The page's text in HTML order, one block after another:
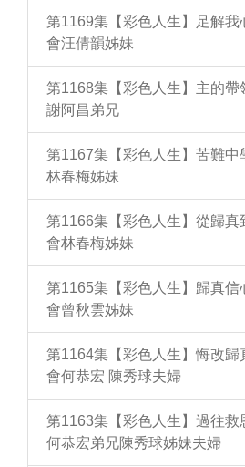
第1169集【彩色人生】足解我
會汪倩韻姊妹
第1168集【彩色人生】主的帶
謝阿昌弟兄
第1167集【彩色人生】苦難中
林春梅姊妹
第1166集【彩色人生】從歸真
會林春梅姊妹
第1165集【彩色人生】歸真信
會曾秋雲姊妹
第1164集【彩色人生】悔改歸
會何恭宏 陳秀球夫婦
第1163集【彩色人生】過往救
何恭宏弟兄陳秀球姊妹夫婦